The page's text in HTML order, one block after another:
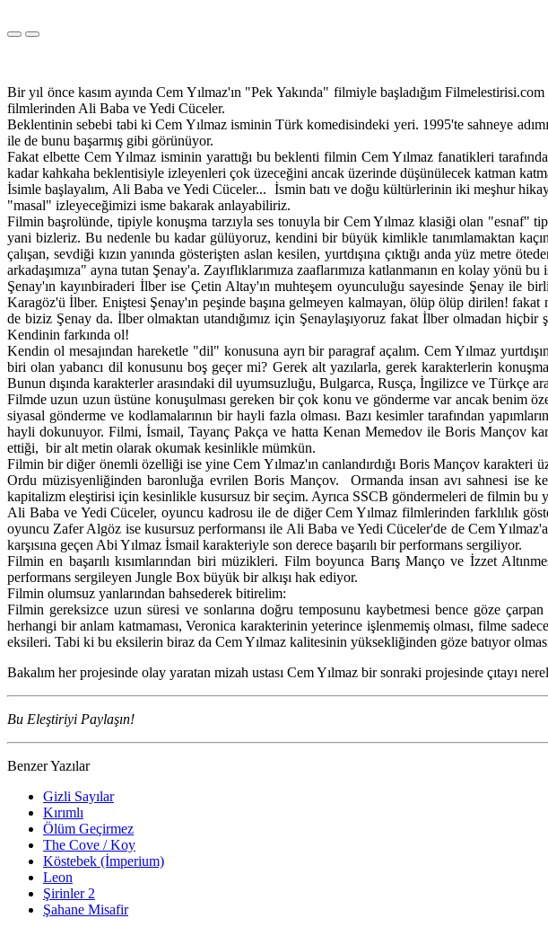
Bir yıl önce kasım ayında Cem Yılmaz'ın "Pek Yakında" filmiyle başladığım
filmlerinden Ali Baba ve Yedi Cüceler.
Beklentinin sebebi tabi ki Cem Yılmaz isminin Türk komedisindeki yeri. 1995'te sahneye
ile de bunu başarmış gibi görünüyor.
Fakat elbette Cem Yılmaz isminin yarattığı bu beklenti filmin Cem Yılmaz fanatikleri
kadar kahkaha beklentisiyle izleyenleri çok üzeceğini ancak üzerinde düşünülecek katman
İsimle başlayalım, Ali Baba ve Yedi Cüceler... İsmin batı ve doğu kültürlerinin iki meşhur
"masal" izleyeceğimizi isme bakarak anlayabiliriz.
Filmin başrolünde, tipiyle konuşma tarzıyla ses tonuyla bir Cem Yılmaz klasiği olan "esnaf"
yani bizleriz. Bu nedenle bu kadar gülüyoruz, kendini bir büyük kimlikle tanımlamaktan
çalışan, sevdiği kızın yanında gösterişten aslan kesilen, yurtdışına çıktığı anda yüz metre
arkadaşımıza" ayna tutan Şenay'a. Zayıflıklarımıza zaaflarımıza katlanmanın en kolay yönü
Şenay'ın kayınbiraderi İlber ise Çetin Altay'ın muhteşem oyunculuğu sayesinde Şenay ile
Karagöz'ü İlber. Eniştesi Şenay'ın peşinde başına gelmeyen kalmayan, ölüp ölüp dirilen!
de biziz Şenay da. İlber olmaktan utandığımız için Şenaylaşıyoruz fakat İlber olmadan
Kendinin farkında ol!
Kendin ol mesajından hareketle "dil" konusuna ayrı bir paragraf açalım. Cem Yılmaz
biri olan yabancı dil konusunu boş geçer mi? Gerek alt yazılarla, gerek karakterlerin
Bunun dışında karakterler arasındaki dil uyumsuzluğu, Bulgarca, Rusça, İngilizce ve Türkçe
Filmde uzun uzun üstüne konuşulması gereken bir çok konu ve gönderme var ancak benim
siyasal gönderme ve kodlamalarının bir hayli fazla olması. Bazı kesimler tarafından
hayli dokunuyor. Filmi, İsmail, Tayanç Pakça ve hatta Kenan Memedov ile Boris Mançov
ettiği, bir alt metin olarak okumak kesinlikle mümkün.
Filmin bir diğer önemli özelliği ise yine Cem Yılmaz'ın canlandırdığı Boris Mançov karakteri
Ordu müzisyenliğinden baronluğa evrilen Boris Mançov. Ormanda insan avı sahnesi ise
kapitalizm eleştirisi için kesinlikle kusursuz bir seçim. Ayrıca SSCB göndermeleri de filmin bu
Ali Baba ve Yedi Cüceler, oyuncu kadrosu ile de diğer Cem Yılmaz filmlerinden farklılık
oyuncu Zafer Algöz ise kusursuz performansı ile Ali Baba ve Yedi Cüceler'de de Cem
karşısına geçen Abi Yılmaz İsmail karakteriyle son derece başarılı bir performans sergiliyor.
Filmin en başarılı kısımlarından biri müzikleri. Film boyunca Barış Manço ve İzzet
performans sergileyen Jungle Box büyük bir alkışı hak ediyor.
Filmin olumsuz yanlarından bahsederek bitirelim:
Filmin gereksizce uzun süresi ve sonlarına doğru temposunu kaybetmesi bence göze
herhangi bir anlam katmaması, Veronica karakterinin yeterince işlenmemiş olması, filme
eksileri. Tabi ki bu eksilerin biraz da Cem Yılmaz kalitesinin yüksekliğinden göze batıyor
Bakalım her projesinde olay yaratan mizah ustası Cem Yılmaz bir sonraki projesinde çıtayı
Bu Eleştiriyi Paylaşın!
Benzer Yazılar
Gizli Sayılar
Kırımlı
Ölüm Geçirmez
The Cove / Koy
Köstebek (İmperium)
Leon
Şirinler 2
Şahane Misafir